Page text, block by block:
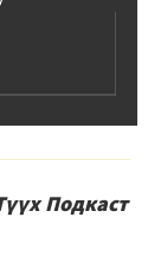
Подкаст